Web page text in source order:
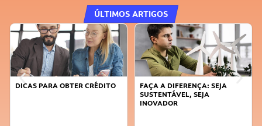
ÚLTIMOS ARTIGOS
DICAS PARA OBTER CRÉDITO
FAÇA A DIFERENÇA: SEJA
SUSTENTÁVEL, SEJA
INOVADOR